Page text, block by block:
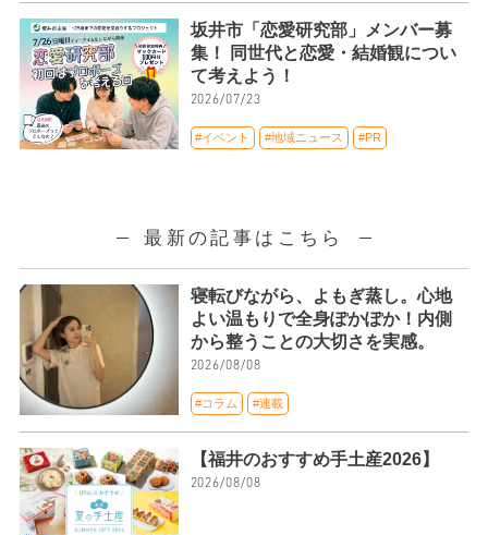
坂井市「恋愛研究部」メンバー募
集！ 同世代と恋愛・結婚観につい
て考えよう！
2026/07/23
#イベント #地域ニュース #PR
最新の記事はこちら
寝転びながら、よもぎ蒸し。心地
よい温もりで全身ぽかぽか！内側
から整うことの大切さを実感。
2026/08/08
#コラム #連載
【福井のおすすめ手土産2026】
2026/08/08